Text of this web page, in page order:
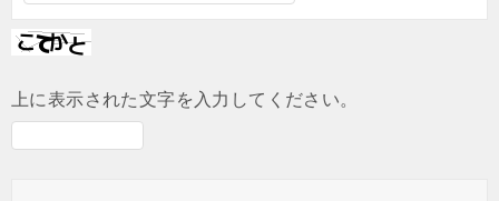
上に表示された文字を入力してください。